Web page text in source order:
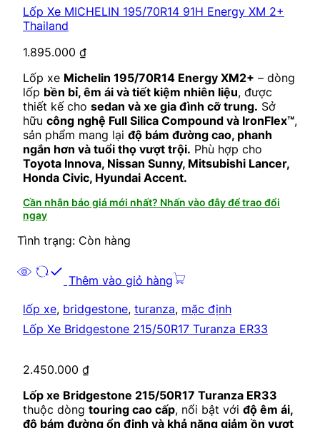
Lốp Xe MICHELIN 195/70R14 91H Energy XM 2+
Thailand
1.895.000 ₫
Lốp xe Michelin 195/70R14 Energy XM2+ – dòng
lốp bền bỉ, êm ái và tiết kiệm nhiên liệu, được
thiết kế cho sedan và xe gia đình cỡ trung. Sở
hữu công nghệ Full Silica Compound và IronFlex™,
sản phẩm mang lại độ bám đường cao, phanh
ngắn hơn và tuổi thọ vượt trội. Phù hợp cho
Toyota Innova, Nissan Sunny, Mitsubishi Lancer,
Honda Civic, Hyundai Accent.
Cần nhận báo giá mới nhất? Nhấn vào đây để trao đổi
ngay
Tình trạng: Còn hàng
Thêm vào giỏ hàng
lốp xe, bridgestone, turanza, mặc định
Lốp Xe Bridgestone 215/50R17 Turanza ER33
2.450.000 ₫
Lốp xe Bridgestone 215/50R17 Turanza ER33
thuộc dòng touring cao cấp, nổi bật với độ êm ái,
độ bám đường ổn định và khả năng giảm ồn vượt